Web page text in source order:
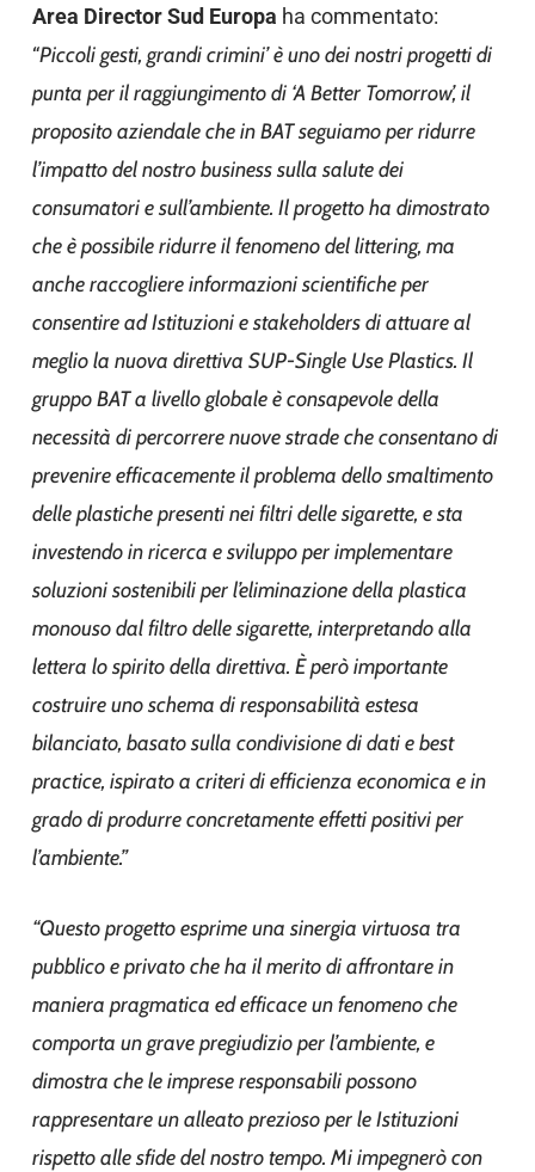
Area Director Sud Europa ha commentato:
“Piccoli gesti, grandi crimini’ è uno dei nostri progetti di
punta per il raggiungimento di ‘A Better Tomorrow’, il
proposito aziendale che in BAT seguiamo per ridurre
l’impatto del nostro business sulla salute dei
consumatori e sull’ambiente. Il progetto ha dimostrato
che è possibile ridurre il fenomeno del littering, ma
anche raccogliere informazioni scientifiche per
consentire ad Istituzioni e stakeholders di attuare al
meglio la nuova direttiva SUP-Single Use Plastics. Il
gruppo BAT a livello globale è consapevole della
necessità di percorrere nuove strade che consentano di
prevenire efficacemente il problema dello smaltimento
delle plastiche presenti nei filtri delle sigarette, e sta
investendo in ricerca e sviluppo per implementare
soluzioni sostenibili per l’eliminazione della plastica
monouso dal filtro delle sigarette, interpretando alla
lettera lo spirito della direttiva. È però importante
costruire uno schema di responsabilità estesa
bilanciato, basato sulla condivisione di dati e best
practice, ispirato a criteri di efficienza economica e in
grado di produrre concretamente effetti positivi per
l’ambiente.”
“Questo progetto esprime una sinergia virtuosa tra
pubblico e privato che ha il merito di affrontare in
maniera pragmatica ed efficace un fenomeno che
comporta un grave pregiudizio per l’ambiente, e
dimostra che le imprese responsabili possono
rappresentare un alleato prezioso per le Istituzioni
rispetto alle sfide del nostro tempo. Mi impegnerò con